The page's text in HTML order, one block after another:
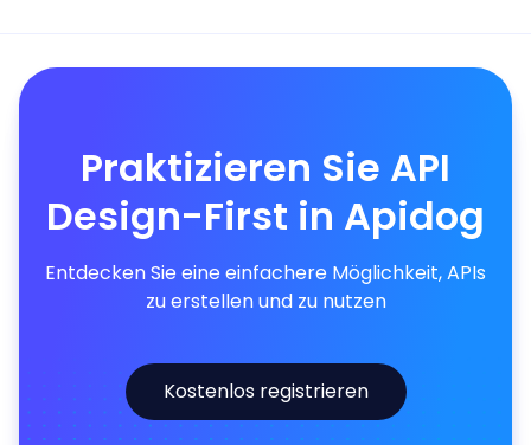
Praktizieren Sie API
Design-First in Apidog
Entdecken Sie eine einfachere Möglichkeit, APIs
zu erstellen und zu nutzen
Kostenlos registrieren